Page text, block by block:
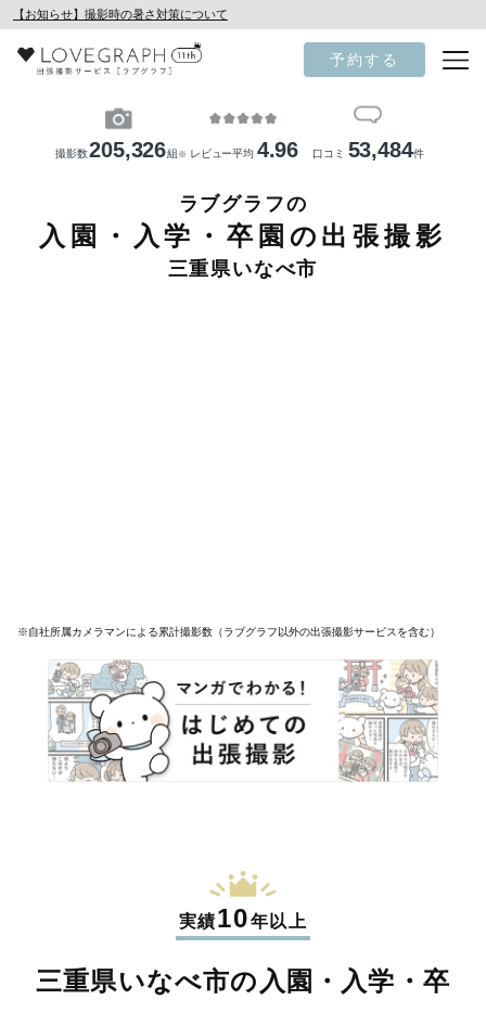
【お知らせ】撮影時の暑さ対策について
予約する
撮影数205,326組 ※ レビュー平均 4.96 口コミ 53,484件
ラブグラフの
入園・入学・卒園の出張撮影
三重県いなべ市
※自社所属カメラマンによる累計撮影数（ラブグラフ以外の出張撮影サービスを含む）
実績10年以上
三重県いなべ市の入園・入学・卒